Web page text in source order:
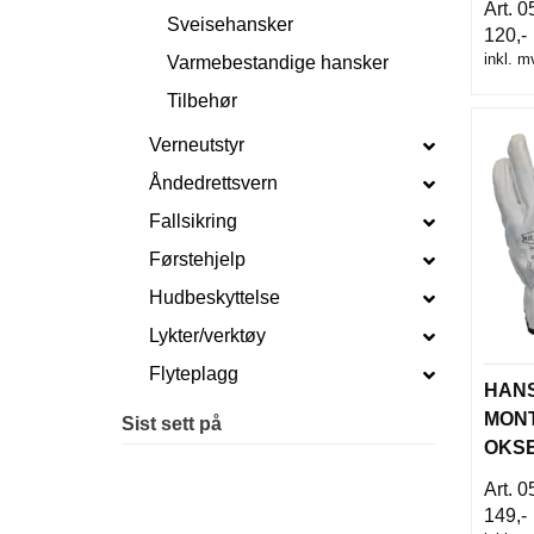
Sveisehansker
Varmebestandige hansker
Tilbehør
Verneutstyr
Åndedrettsvern
Fallsikring
Førstehjelp
Hudbeskyttelse
Lykter/verktøy
Flyteplagg
Sist sett på
120,-
inkl.
149,-